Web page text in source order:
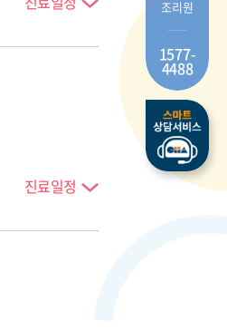
조리원
1577-
4488
진료일정